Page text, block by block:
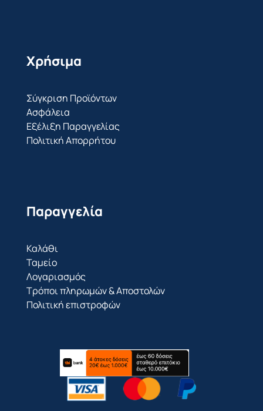
Χρήσιμα
Σύγκριση Προϊόντων
Ασφάλεια
Εξέλιξη Παραγγελίας
Πολιτική Απορρήτου
Παραγγελία
Καλάθι
Ταμείο
Λογαριασμός
Τρόποι πληρωμών & Αποστολών
Πολιτική επιστροφών